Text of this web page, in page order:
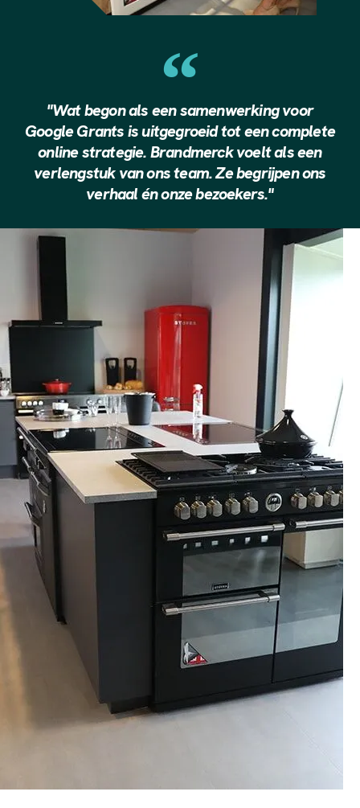
"Wat begon als een samenwerking voor
Google Grants is uitgegroeid tot een complete
online strategie. Brandmerck voelt als een
verlengstuk van ons team. Ze begrijpen ons
verhaal én onze bezoekers."